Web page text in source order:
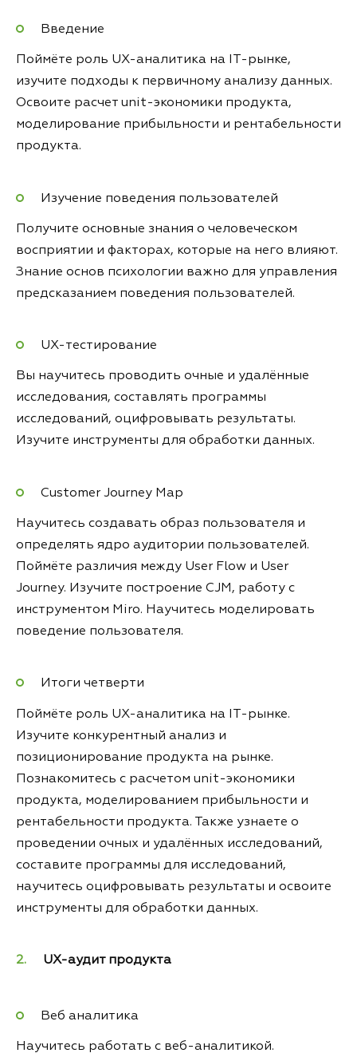
Введение
Поймёте роль UX-аналитика на IT-рынке,
изучите подходы к первичному анализу данных.
Освоите расчет unit-экономики продукта,
моделирование прибыльности и рентабельности
продукта.
Изучение поведения пользователей
Получите основные знания о человеческом
восприятии и факторах, которые на него влияют.
Знание основ психологии важно для управления
предсказанием поведения пользователей.
UX-тестирование
Вы научитесь проводить очные и удалённые
исследования, составлять программы
исследований, оцифровывать результаты.
Изучите инструменты для обработки данных.
Customer Journey Map
Научитесь создавать образ пользователя и
определять ядро аудитории пользователей.
Поймёте различия между User Flow и User
Journey. Изучите построение СJM, работу с
инструментом Miro. Научитесь моделировать
поведение пользователя.
Итоги четверти
Поймёте роль UX-аналитика на IT-рынке.
Изучите конкурентный анализ и
позиционирование продукта на рынке.
Познакомитесь с расчетом unit-экономики
продукта, моделированием прибыльности и
рентабельности продукта. Также узнаете о
проведении очных и удалённых исследований,
составите программы для исследований,
научитесь оцифровывать результаты и освоите
инструменты для обработки данных.
UX-аудит продукта
Веб аналитика
Научитесь работать с веб-аналитикой.